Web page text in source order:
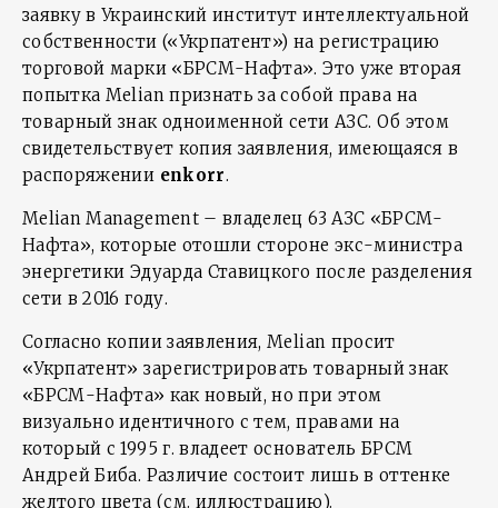
заявку в Украинский институт интеллектуальной
собственности («Укрпатент») на регистрацию
торговой марки «БРСМ-Нафта». Это уже вторая
попытка Melian признать за собой права на
товарный знак одноименной сети АЗС. Об этом
свидетельствует копия заявления, имеющаяся в
распоряжении enkorr.
Melian Management – владелец 63 АЗС «БРСМ-
Нафта», которые отошли стороне экс-министра
энергетики Эдуарда Ставицкого после разделения
сети в 2016 году.
Согласно копии заявления, Melian просит
«Укрпатент» зарегистрировать товарный знак
«БРСМ-Нафта» как новый, но при этом
визуально идентичного с тем, правами на
который с 1995 г. владеет основатель БРСМ
Андрей Биба. Различие состоит лишь в оттенке
желтого цвета (см. иллюстрацию).